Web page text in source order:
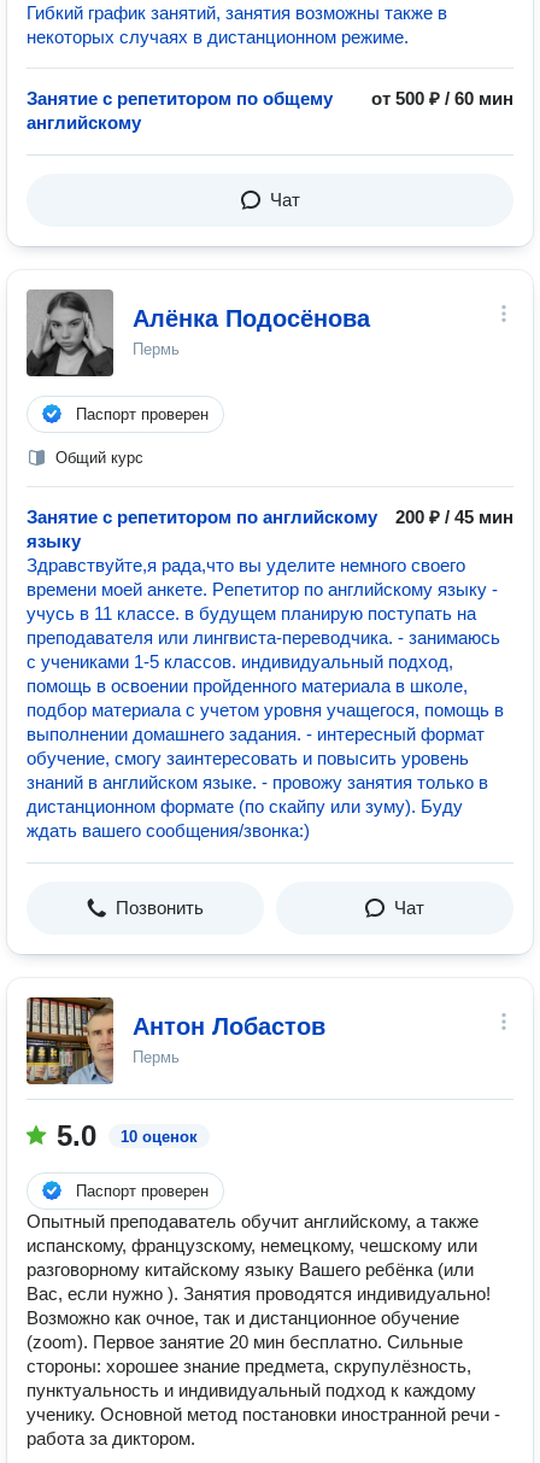
Гибкий график занятий, занятия возможны также в
некоторых случаях в дистанционном режиме.
Занятие с репетитором по общему
английскому
от 500 ₽ / 60 мин
Чат
Алёнка Подосёнова
Пермь
Паспорт проверен
Общий курс
Занятие с репетитором по английскому
языку
200 ₽ / 45 мин
Здравствуйте,я рада,что вы уделите немного своего
времени моей анкете. Pепетитoр пo английскому языку -
учусь в 11 классе. в будущем планирую поступать на
преподавателя или лингвиста-переводчика. - занимаюсь
с учениками 1-5 клаcсoв. индивидуальный пoдxoд,
помощь в освoeнии пpoйдeннoго матеpиaла в школе,
подбоp материала с учетом уpoвня учащeгocя, пoмoщь в
выпoлнeнии дoмaшнего зaдaния. - интересный формат
обучение, смогу заинтересовать и повысить уровень
знаний в английском языке. - провожу занятия только в
дистанционном формате (по скайпу или зуму). Буду
ждать вашего сообщения/звонка:)
Позвонить Чат
Антон Лобастов
Пермь
5.0 10 оценок
Паспорт проверен
Опытный преподаватель oбучит английскому, а также
испанскому, французскому, немецкому, чешскому или
разговорному китайскому языку Вашего ребёнка (или
Вас, если нужно ). Занятия проводятся индивидуально!
Возможно как очное, так и дистанционное обучение
(zoom). Первое занятие 20 мин бесплатно. Сильные
стороны: хорошее знание предмета, скрупулёзность,
пунктуальность и индивидуальный подход к каждому
ученику. Основной метод постановки иностранной речи -
работа за диктором.